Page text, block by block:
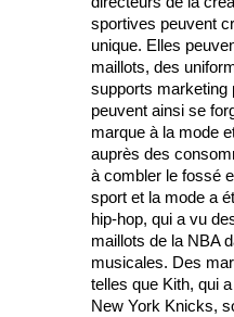
sportives peuvent
unique. Elles
maillots, des
supports marketing
peuvent ainsi se
marque à la mode
auprès des
à combler le fossé
sport et la mode a
hip-hop, qui a vu
maillots de la NBA
musicales. Des
telles que Kith, qui
New York Knicks,